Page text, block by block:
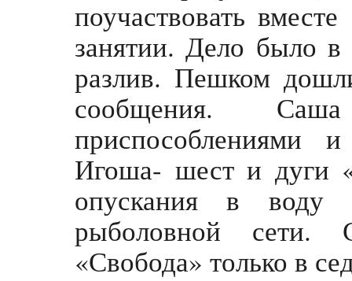
поучаствовать
занятии. Дело было
разлив. Пешком
сообщения.
Игоша- шест и дуги
опускания в воду
рыболовной сети.
«Свобода» только в